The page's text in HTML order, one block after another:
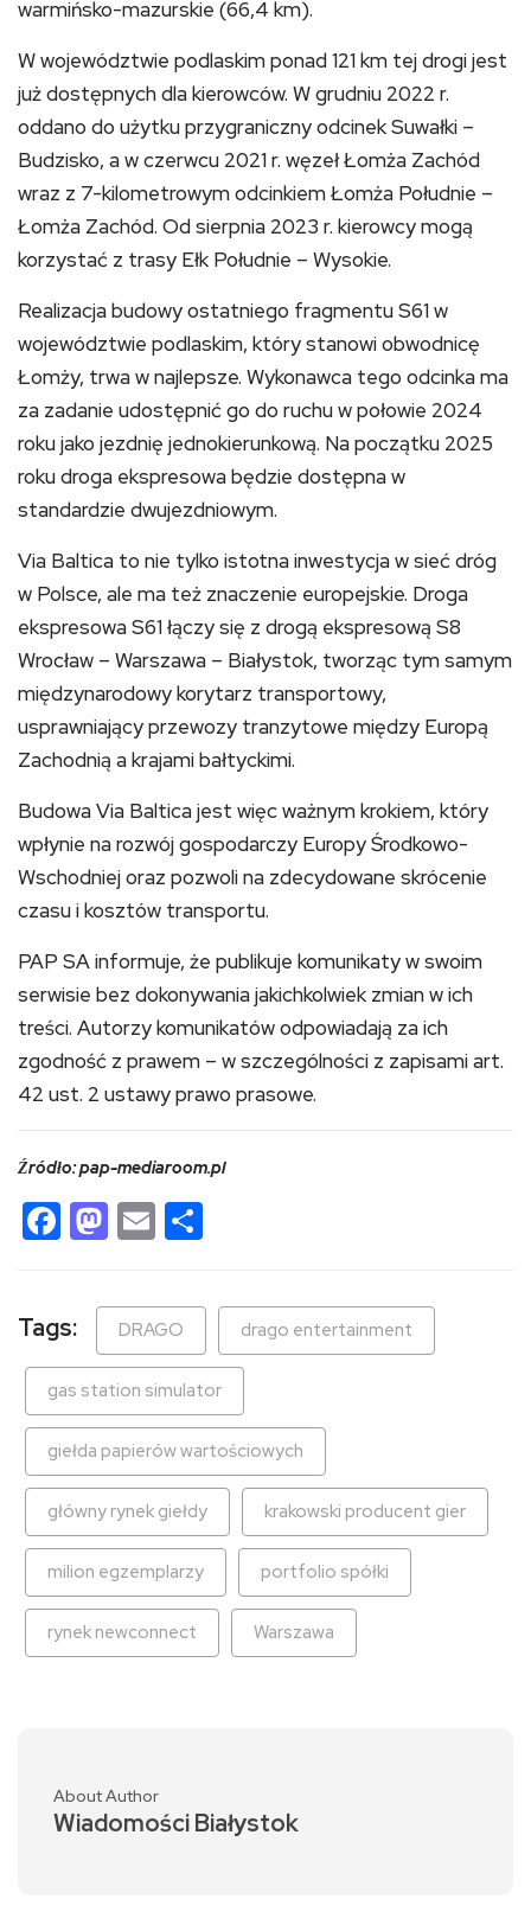
warmińsko-mazurskie (66,4 km).
W województwie podlaskim ponad 121 km tej drogi jest
już dostępnych dla kierowców. W grudniu 2022 r.
oddano do użytku przygraniczny odcinek Suwałki –
Budzisko, a w czerwcu 2021 r. węzeł Łomża Zachód
wraz z 7-kilometrowym odcinkiem Łomża Południe –
Łomża Zachód. Od sierpnia 2023 r. kierowcy mogą
korzystać z trasy Ełk Południe – Wysokie.
Realizacja budowy ostatniego fragmentu S61 w
województwie podlaskim, który stanowi obwodnicę
Łomży, trwa w najlepsze. Wykonawca tego odcinka ma
za zadanie udostępnić go do ruchu w połowie 2024
roku jako jezdnię jednokierunkową. Na początku 2025
roku droga ekspresowa będzie dostępna w
standardzie dwujezdniowym.
Via Baltica to nie tylko istotna inwestycja w sieć dróg
w Polsce, ale ma też znaczenie europejskie. Droga
ekspresowa S61 łączy się z drogą ekspresową S8
Wrocław – Warszawa – Białystok, tworząc tym samym
międzynarodowy korytarz transportowy,
usprawniający przewozy tranzytowe między Europą
Zachodnią a krajami bałtyckimi.
Budowa Via Baltica jest więc ważnym krokiem, który
wpłynie na rozwój gospodarczy Europy Środkowo-
Wschodniej oraz pozwoli na zdecydowane skrócenie
czasu i kosztów transportu.
PAP SA informuje, że publikuje komunikaty w swoim
serwisie bez dokonywania jakichkolwiek zmian w ich
treści. Autorzy komunikatów odpowiadają za ich
zgodność z prawem – w szczególności z zapisami art.
42 ust. 2 ustawy prawo prasowe.
Źródło: pap-mediaroom.pl
Facebook
Mastodon
Email
Tags: DRAGO drago entertainment
gas station simulator
giełda papierów wartościowych
główny rynek giełdy krakowski producent gier
milion egzemplarzy portfolio spółki
rynek newconnect Warszawa
About Author
Wiadomości Białystok